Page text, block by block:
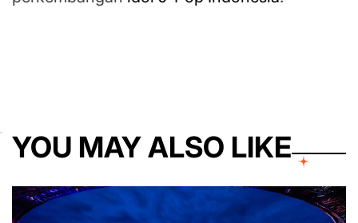
YOU MAY ALSO LIKE